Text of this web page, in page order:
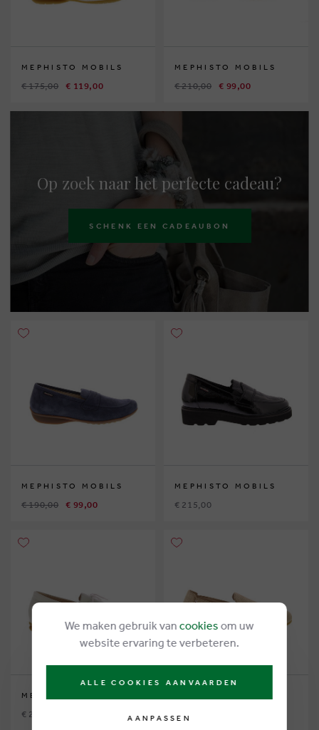
MEPHISTO MOBILS
€ 175,00 € 119,00
MEPHISTO MOBILS
€ 210,00 € 99,00
Op zoek naar het perfecte cadeau?
SCHENK EEN CADEAUBON
MEPHISTO MOBILS
€ 190,00 € 99,00
MEPHISTO MOBILS
€ 215,00
MEPHISTO MOBILS
€ 210,00 € 175,00
We maken gebruik van cookies om uw
website ervaring te verbeteren.
ALLE COOKIES AANVAARDEN
AANPASSEN